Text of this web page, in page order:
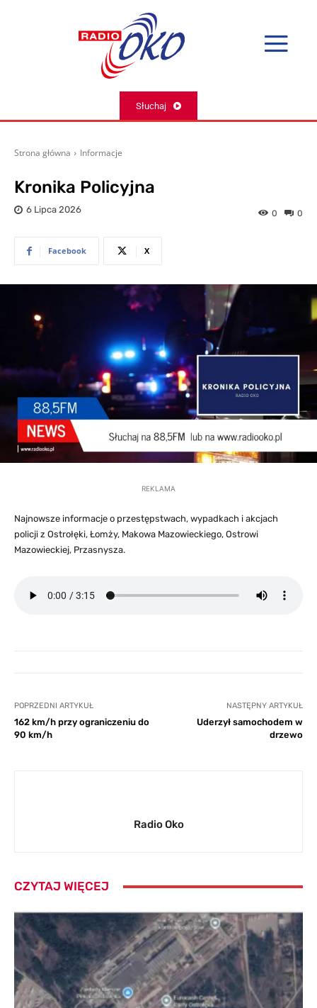
Słuchaj
Strona główna Informacje
Kronika Policyjna
6 Lipca 2026 0
0
Facebook X
REKLAMA
Najnowsze informacje o przestępstwach, wypadkach i akcjach
policji z Ostrołęki, Łomży, Makowa Mazowieckiego, Ostrowi
Mazowieckiej, Przasnysza.
POPRZEDNI ARTYKUŁ
162 km/h przy ograniczeniu do
90 km/h
NASTĘPNY ARTYKUŁ
Uderzył samochodem w
drzewo
Radio Oko
CZYTAJ WIĘCEJ